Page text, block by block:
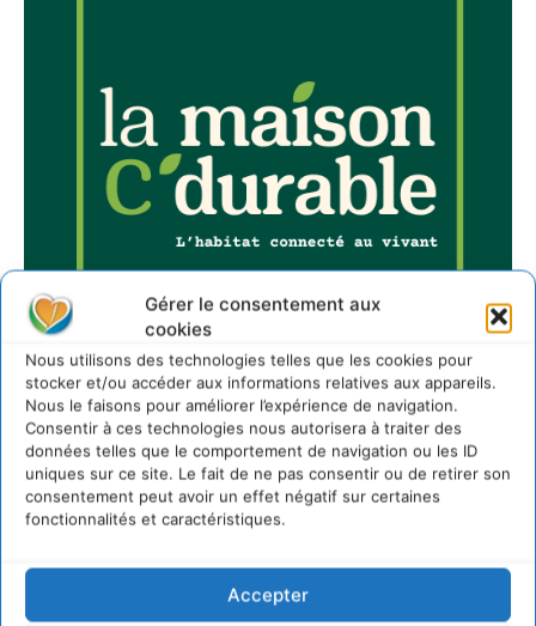
Gérer le consentement aux
cookies
Nous utilisons des technologies telles que les cookies pour
stocker et/ou accéder aux informations relatives aux appareils.
Nous le faisons pour améliorer l’expérience de navigation.
Consentir à ces technologies nous autorisera à traiter des
données telles que le comportement de navigation ou les ID
uniques sur ce site. Le fait de ne pas consentir ou de retirer son
consentement peut avoir un effet négatif sur certaines
fonctionnalités et caractéristiques.
Accepter
Sur Cdurable
Comment le sol français a perdu sa mémoire
hydrique et déréglé tout le territoire (2020-2026)
2 août 2026